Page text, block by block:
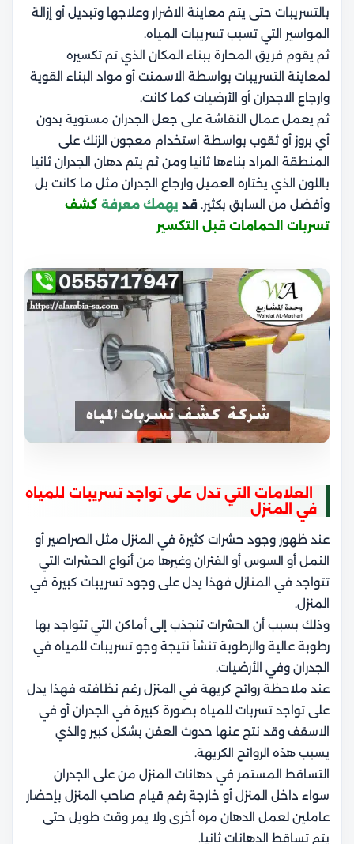
بالتسريبات حتى يتم معاينة الاضرار وعلاجها وتبديل أو إزالة
المواسير التي تسبب تسريبات المياه.
ثم يقوم فريق المحارة ببناء المكان الذي تم تكسيره
لمعاينة التسريبات بواسطة الاسمنت أو مواد البناء القوية
وارجاع الاجدران أو الأرضيات كما كانت.
ثم يعمل عمال النقاشة على جعل الجدران مستوية بدون
أي بروز أو ثقوب بواسطة استخدام معجون الزنك على
المنطقة المراد بناءها ثانيا ومن ثم يتم دهان الجدران ثانيا
باللون الذي يختاره العميل وارجاع الجدران مثل ما كانت بل
وأفضل من السابق بكثير. قد يهمك معرفة كشف
تسربات الحمامات قبل التكسير
العلامات التي تدل على تواجد تسريبات للمياه
في المنزل
عند ظهور وجود حشرات كثيرة في المنزل مثل الصراصير أو
النمل أو السوس أو الفئران وغيرها من أنواع الحشرات التي
تتواجد في المنازل فهذا يدل على وجود تسريبات كبيرة في
المنزل.
وذلك بسبب أن الحشرات تنجذب إلى أماكن التي تتواجد بها
رطوبة عالية والرطوبة تنشأ نتيجة وجو تسريبات للمياه في
الجدران وفي الأرضيات.
عند ملاحظة روائح كريهة في المنزل رغم نظافته فهذا يدل
على تواجد تسربات للمياه بصورة كبيرة في الجدران أو في
الاسقف وقد نتج عنها حدوث العفن بشكل كبير والذي
يسبب هذه الروائح الكريهة.
التساقط المستمر في دهانات المنزل من على الجدران
سواء داخل المنزل أو خارجة رغم قيام صاحب المنزل بإحضار
عاملين لعمل الدهان مره أخرى ولا يمر وقت طويل حتى
يتم تساقط الدهانات ثانيا.